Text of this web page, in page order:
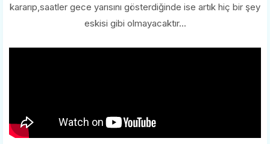
kararıp,saatler gece yarısını gösterdiğinde ise artık hiç bir şey
eskisi gibi olmayacaktır...